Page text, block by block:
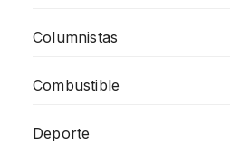
Columnistas
Combustible
Deporte